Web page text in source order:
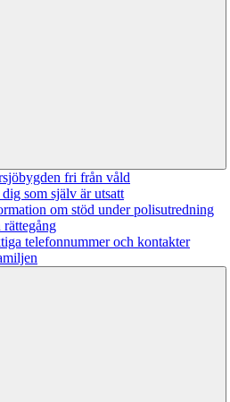
fri från våld
som själv är utsatt
om stöd under polisutredning
rättegång
telefonnummer och kontakter